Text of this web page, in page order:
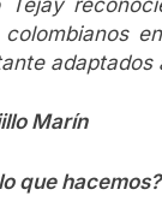
colombianos
adaptados
Marín
que